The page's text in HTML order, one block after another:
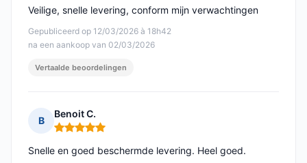
Gepubliceerd op 12/03/2026 à 18h42
na een aankoop van 02/03/2026
Veilige, snelle levering, conform mijn verwachtingen
Vertaalde beoordelingen
B
Benoit C.
Opmerking: 5 van 5
Snelle en goed beschermde levering. Heel goed.